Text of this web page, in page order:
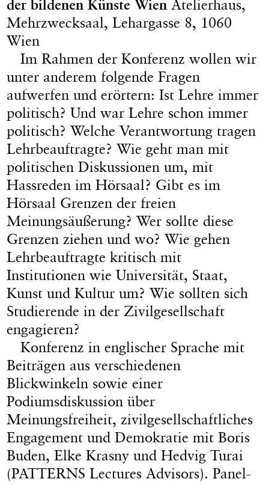
der bildenen Künste Wien Atelierhaus,
Mehrzwecksaal, Lehargasse 8, 1060
Wien
Im Rahmen der Konferenz wollen wir
unter anderem folgende Fragen
aufwerfen und erörtern: Ist Lehre immer
politisch? Und war Lehre schon immer
politisch? Welche Verantwortung tragen
Lehrbeauftragte? Wie geht man mit
politischen Diskussionen um, mit
Hassreden im Hörsaal? Gibt es im
Hörsaal Grenzen der freien
Meinungsäußerung? Wer sollte diese
Grenzen ziehen und wo? Wie gehen
Lehrbeauftragte kritisch mit
Institutionen wie Universität, Staat,
Kunst und Kultur um? Wie sollten sich
Studierende in der Zivilgesellschaft
engagieren?
Konferenz in englischer Sprache mit
Beiträgen aus verschiedenen
Blickwinkeln sowie einer
Podiumsdiskussion über
Meinungsfreiheit, zivilgesellschaftliches
Engagement und Demokratie mit Boris
Buden, Elke Krasny und Hedvig Turai
(PATTERNS Lectures Advisors). Panel-